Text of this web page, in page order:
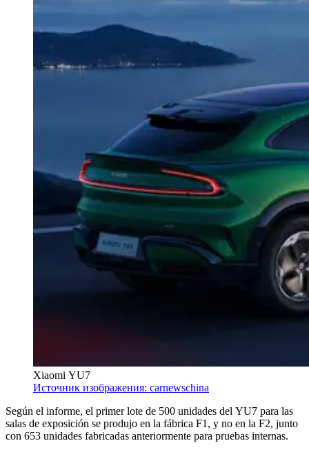
Xiaomi YU7
Источник изображения: carnewschina
Según el informe, el primer lote de 500 unidades del YU7 para las
salas de exposición se produjo en la fábrica F1, y no en la F2, junto
con 653 unidades fabricadas anteriormente para pruebas internas.